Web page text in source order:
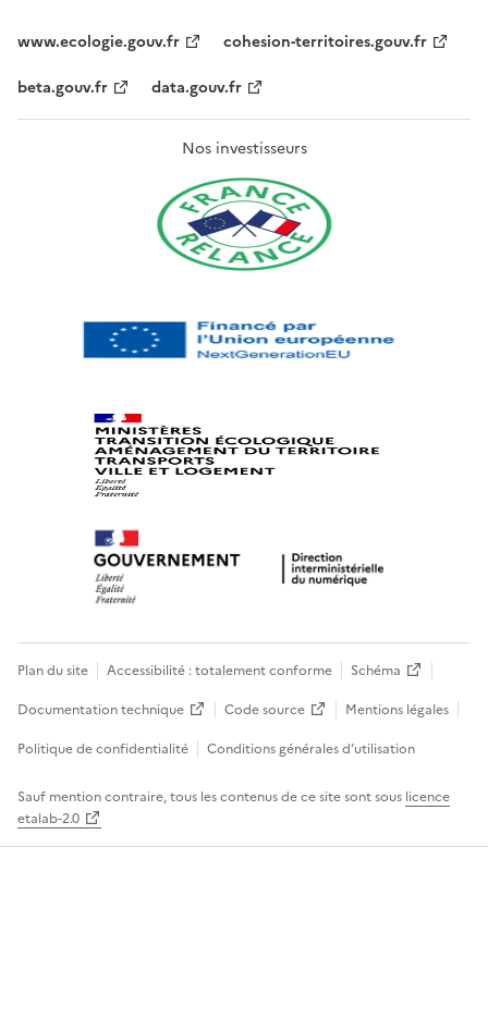
www.ecologie.gouv.fr
cohesion-territoires.gouv.fr
beta.gouv.fr
data.gouv.fr
Nos investisseurs
Plan du site Accessibilité : totalement conforme
Schéma
Documentation technique
Code source
Mentions légales
Politique de confidentialité
Conditions générales d’utilisation
Sauf mention contraire, tous les contenus de ce site sont sous licence
etalab-2.0